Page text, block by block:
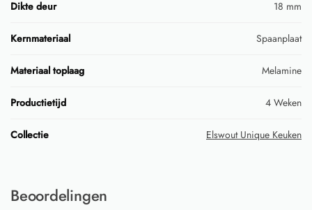
Dikte deur 18 mm
Kernmateriaal Spaanplaat
Materiaal toplaag Melamine
Productietijd 4 Weken
Collectie Elswout Unique Keuken
Beoordelingen